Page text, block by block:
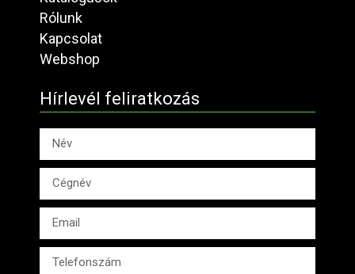
Rólunk
Kapcsolat
Webshop
Hírlevél feliratkozás